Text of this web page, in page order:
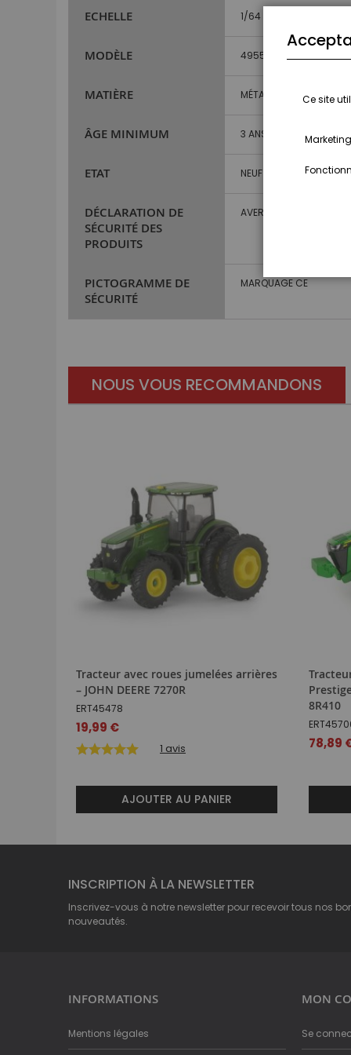
ECHELLE 1/64
MODÈLE 4955
MATIÈRE MÉTAL ET PLASTIQUE
ÂGE MINIMUM 3 ANS ET PLUS
ETAT NEUF
DÉCLARATION DE
SÉCURITÉ DES
PRODUITS
AVERTISSEMENT : NE
PICTOGRAMME DE
SÉCURITÉ
MARQUAGE CE
NOUS VOUS RECOMMANDONS
Tracteur avec roues jumelées arrières
– JOHN DEERE 7270R
ERT45478
19,99 €
1 avis
AJOUTER AU PANIER
8R410
78,89
INSCRIPTION À LA NEWSLETTER
Inscrivez-vous à notre newsletter pour recevoir tous nos
nouveautés.
INFORMATIONS
Mentions légales
MON
Se
Ce site